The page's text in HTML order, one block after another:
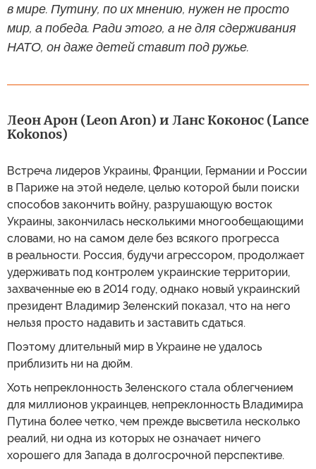
в мире. Путину, по их мнению, нужен не просто
мир, а победа. Ради этого, а не для сдерживания
НАТО, он даже детей ставит под ружье.
Леон Арон (Leon Aron) и Ланс Коконос (Lance
Kokonos)
Встреча лидеров Украины, Франции, Германии и России
в Париже на этой неделе, целью которой были поиски
способов закончить войну, разрушающую восток
Украины, закончилась несколькими многообещающими
словами, но на самом деле без всякого прогресса
в реальности. Россия, будучи агрессором, продолжает
удерживать под контролем украинские территории,
захваченные ею в 2014 году, однако новый украинский
президент Владимир Зеленский показал, что на него
нельзя просто надавить и заставить сдаться.
Поэтому длительный мир в Украине не удалось
приблизить ни на дюйм.
Хоть непреклонность Зеленского стала облегчением
для миллионов украинцев, непреклонность Владимира
Путина более четко, чем прежде высветила несколько
реалий, ни одна из которых не означает ничего
хорошего для Запада в долгосрочной перспективе.